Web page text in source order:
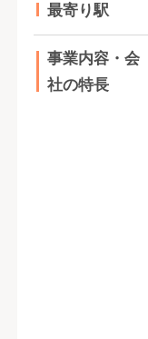
最寄り駅
事業内容・会
社の特長